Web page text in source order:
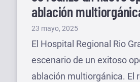
ablación
Publicado
el
23 mayo, 2025
El Hospital Regional Rio
escenario de un exitoso
ablación multiorgánica. El